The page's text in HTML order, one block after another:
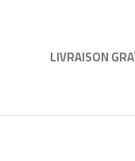
LIVRAISON